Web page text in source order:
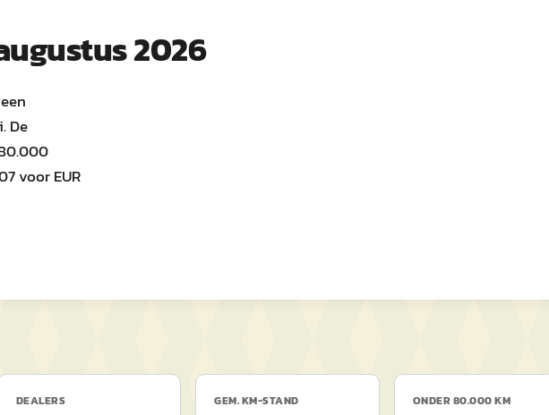
2026
De
voor EUR
DEALERS GEM. KM-STAND ONDER 80.000 KM